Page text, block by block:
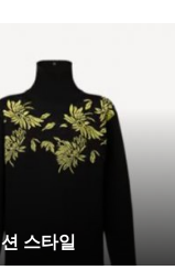
스타일